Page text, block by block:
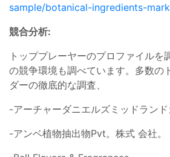
sample/botanical-ingredients-
競合分析:
トッププレーヤーのプロファイルを
の競争環境も調べています。多数の
ダーの徹底的な調査、
-アーチャーダニエルズミッドラン
-アンベ植物抽出物Pvt。株式 会社。